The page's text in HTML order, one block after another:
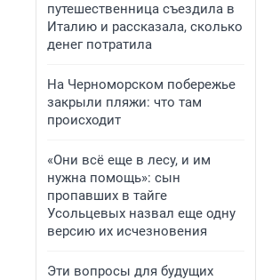
путешественница съездила в
Италию и рассказала, сколько
денег потратила
На Черноморском побережье
закрыли пляжи: что там
происходит
«Они всё еще в лесу, и им
нужна помощь»: сын
пропавших в тайге
Усольцевых назвал еще одну
версию их исчезновения
Эти вопросы для будущих